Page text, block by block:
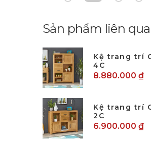
Sản phẩm liên
Kệ trang trí
4C
8.880.000 ₫
Kệ trang trí
2C
6.900.000 ₫